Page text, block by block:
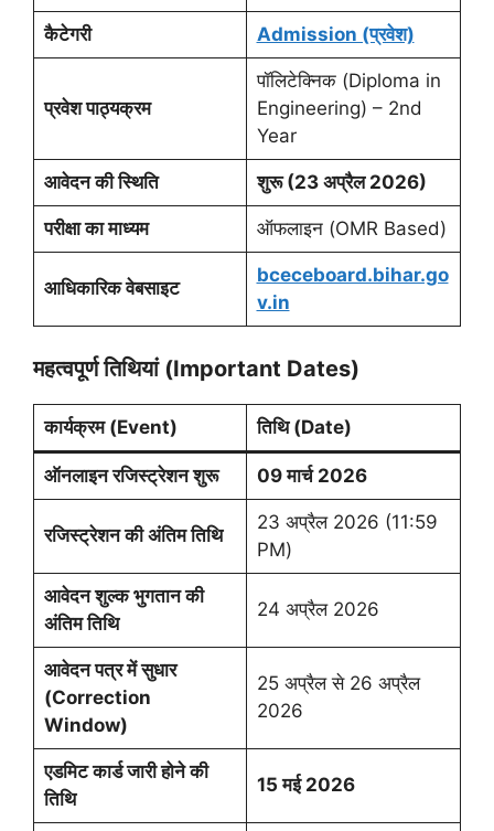
कैटेगरी Admission (प्रवेश)
प्रवेश पाठ्यक्रम
पॉलिटेक्निक (Diploma in
Engineering) – 2nd
Year
आवेदन की स्थिति शुरू (23 अप्रैल 2026)
परीक्षा का माध्यम ऑफलाइन (OMR Based)
आधिकारिक वेबसाइट
bceceboard.bihar.go
v.in
महत्वपूर्ण तिथियां (Important Dates)
कार्यक्रम (Event) तिथि (Date)
ऑनलाइन रजिस्ट्रेशन शुरू 09 मार्च 2026
रजिस्ट्रेशन की अंतिम तिथि
23 अप्रैल 2026 (11:59
PM)
आवेदन शुल्क भुगतान की
अंतिम तिथि
24 अप्रैल 2026
आवेदन पत्र में सुधार
(Correction
Window)
25 अप्रैल से 26 अप्रैल
2026
एडमिट कार्ड जारी होने की
तिथि
15 मई 2026